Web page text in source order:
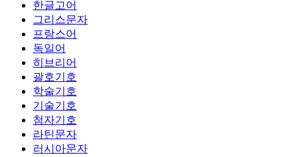
한글고어
그리스문자
프랑스어
독일어
히브리어
괄호기호
학술기호
기술기호
첨자기호
라틴문자
러시아문자